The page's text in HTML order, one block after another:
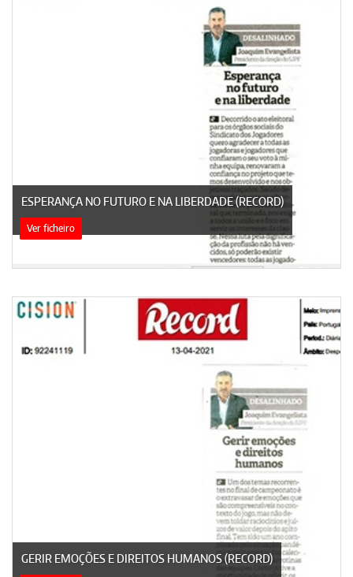
ESPERANÇA NO FUTURO E NA LIBERDADE (RECORD)
Ver ficheiro
GERIR EMOÇÕES E DIREITOS HUMANOS (RECORD)